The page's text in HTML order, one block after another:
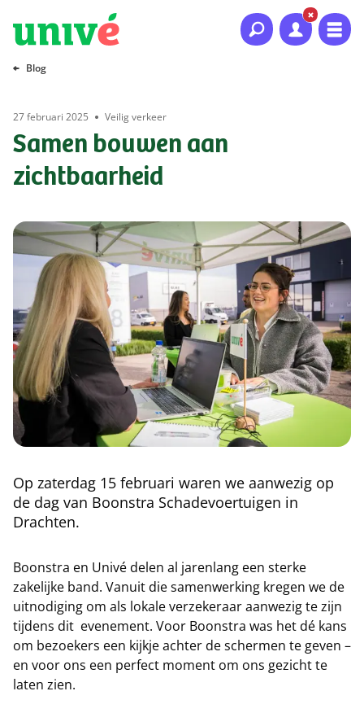
Naar hoofdinhoud
Naar hoofdnavigatie
Naar footer
Blog
27 februari 2025 Veilig verkeer
Samen bouwen aan
zichtbaarheid
Op zaterdag 15 februari waren we aanwezig op
de dag van Boonstra Schadevoertuigen in
Drachten.
Boonstra en Univé delen al jarenlang een sterke
zakelijke band. Vanuit die samenwerking kregen we de
uitnodiging om als lokale verzekeraar aanwezig te zijn
tijdens dit evenement. Voor Boonstra was het dé kans
om bezoekers een kijkje achter de schermen te geven –
en voor ons een perfect moment om ons gezicht te
laten zien.